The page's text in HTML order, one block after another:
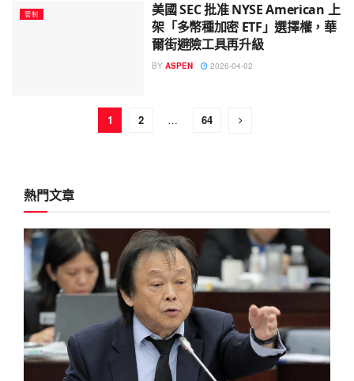
管制
美國 SEC 批准 NYSE American 上
架「多幣種加密 ETF」選擇權，華
爾街避險工具再升級
BY ASPEN 2026-04-02
1 2 … 64
熱門文章